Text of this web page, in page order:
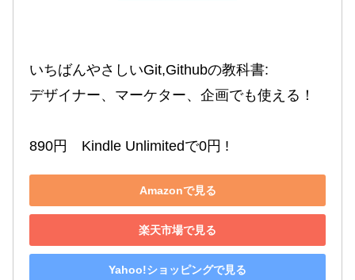
いちばんやさしいGit,Githubの教科書:
デザイナー、マーケター、企画でも使える！
890円　Kindle Unlimitedで0円 !
Amazonで見る
楽天市場で見る
Yahoo!ショッピングで見る